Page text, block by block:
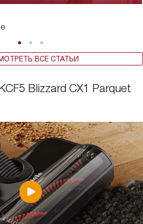
ВСЕ СТАТЬИ
Blizzard CX1 Parquet